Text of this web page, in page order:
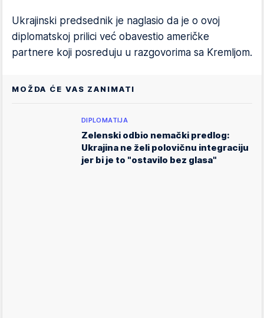
Ukrajinski predsednik je naglasio da je o ovoj
diplomatskoj prilici već obavestio američke
partnere koji posreduju u razgovorima sa Kremljom.
MOŽDA ĆE VAS ZANIMATI
DIPLOMATIJA
Zelenski odbio nemački predlog:
Ukrajina ne želi polovičnu integraciju
jer bi je to "ostavilo bez glasa"